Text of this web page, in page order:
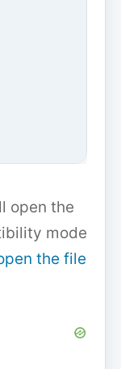
open the
mode
the file